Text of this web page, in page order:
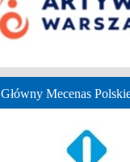
Główny Mecenas